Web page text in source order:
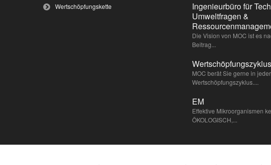
Wertschöpfungskette
Ingenieurbüro für
Umweltfragen &
Die Vision von MOC ist es
Beitrag...
Wertschöpfungszyklus
MOC berät Sie gerne in
Wertschöpfungszyklus....
EM
Effektive Mikroorganismen
ÖKOLOGISCH,...